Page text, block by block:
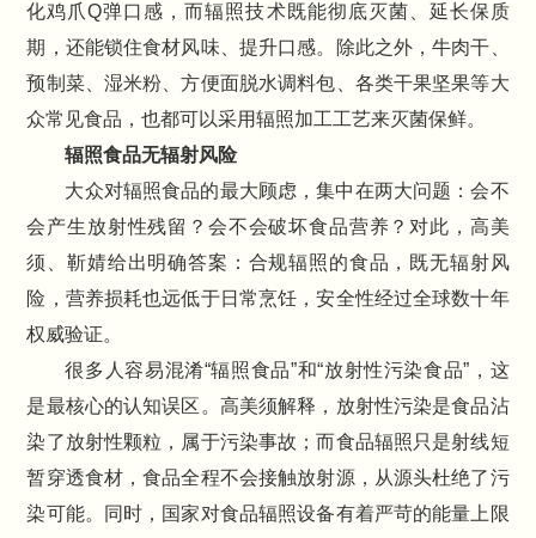
化鸡爪Q弹口感，而辐照技术既能彻底灭菌、延长保质
期，还能锁住食材风味、提升口感。除此之外，牛肉干、
预制菜、湿米粉、方便面脱水调料包、各类干果坚果等大
众常见食品，也都可以采用辐照加工工艺来灭菌保鲜。
辐照食品无辐射风险
大众对辐照食品的最大顾虑，集中在两大问题：会不
会产生放射性残留？会不会破坏食品营养？对此，高美
须、靳婧给出明确答案：合规辐照的食品，既无辐射风
险，营养损耗也远低于日常烹饪，安全性经过全球数十年
权威验证。
很多人容易混淆“辐照食品”和“放射性污染食品”，这
是最核心的认知误区。高美须解释，放射性污染是食品沾
染了放射性颗粒，属于污染事故；而食品辐照只是射线短
暂穿透食材，食品全程不会接触放射源，从源头杜绝了污
染可能。同时，国家对食品辐照设备有着严苛的能量上限